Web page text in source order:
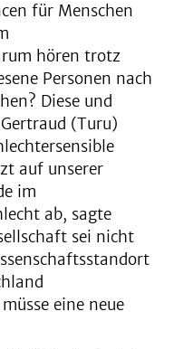
für Menschen
hören trotz
Personen nach
Diese und
(Turu)
auf unserer
im
ab, sagte
sei nicht
eine neue